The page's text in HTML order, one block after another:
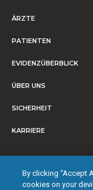
ÄRZTE
PATIENTEN
EVIDENZÜBERBLICK
ÜBER UNS
SICHERHEIT
KARRIERE
By clicking “Accept
cookies on your